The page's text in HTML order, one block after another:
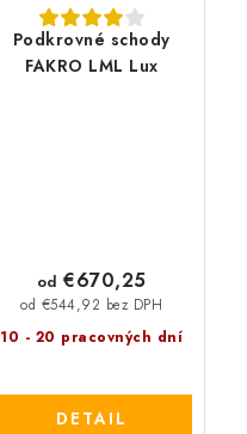
Podkrovné schody
FAKRO LML Lux
10 - 20 pracovných dní
od €544,92 bez DPH
od €670,25
DETAIL